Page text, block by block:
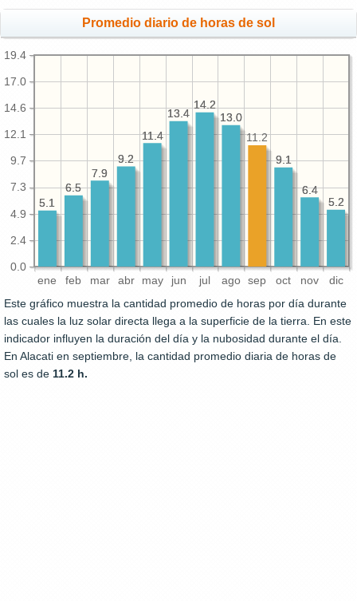
Promedio diario de horas de sol
ene feb mar abr may jun jul ago sep oct nov dic
0.0
2.4
4.9
7.3
9.7
12.1
14.6
17.0
19.4
5.2
6.4
9.1
13.0
14.2
13.4
11.4
9.2
7.9
6.5
5.1
5.2
6.4
9.1
11.2
13.0
14.2
13.4
11.4
9.2
7.9
6.5
5.1
Este gráfico muestra la cantidad promedio de horas por día durante
las cuales la luz solar directa llega a la superficie de la tierra. En este
indicador influyen la duración del día y la nubosidad durante el día.
En Alacati en septiembre, la cantidad promedio diaria de horas de
sol es de 11.2 h.